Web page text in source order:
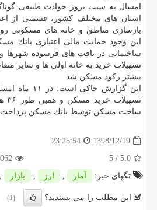
امسال به سبب بروز حوادث طبیعی
استان های مختلف كشور، قسمتی از
بازسازی مناطق و خانه های مسكونی
این وجود حمایت مالی اعتباری بانك
ساختمانی در بافت های فرسوده شهرها
تسهیلات خرید به خانه اولی ها و سایر
بیشتر ركود مسكن شد.
ساخت مسكن توسط بانك مسكن
1398/12/19
23:25:54
5.0
/ 5
تگهای خبر:
آمار , ارز , بازار ,
این مطلب را می پسندید؟ (1)